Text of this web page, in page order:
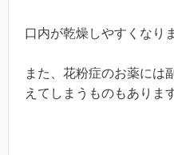
口内が乾燥しやすくなり
また、花粉症のお薬には
えてしまうものもありま